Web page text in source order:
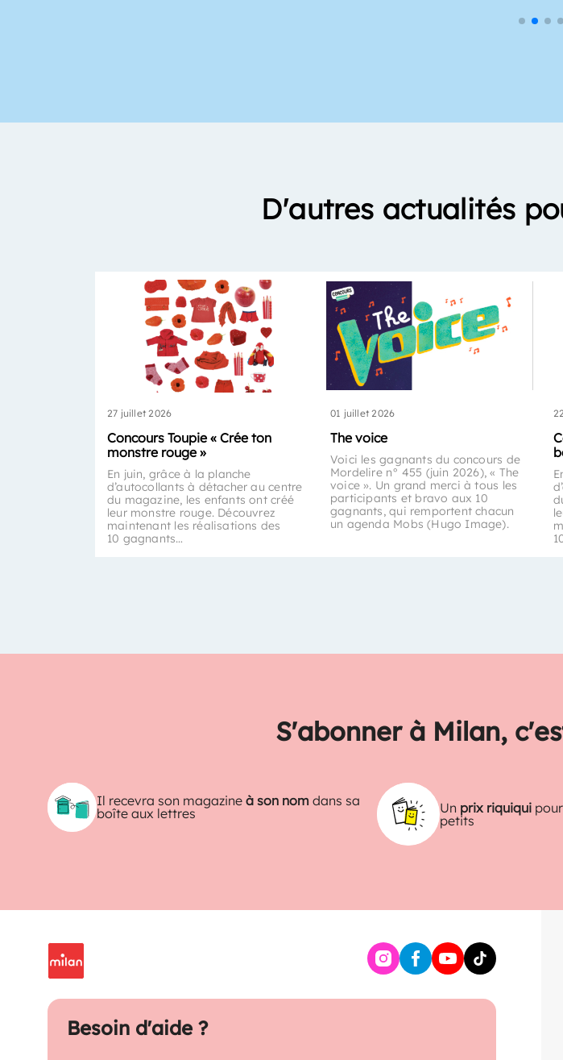
D'autres actualités
27 juillet 2026
Concours Toupie « Crée ton
monstre rouge »
En juin, grâce à la planche
d’autocollants à détacher au centre
du magazine, les enfants ont créé
leur monstre rouge. Découvrez
maintenant les réalisations des
10 gagnants…
01 juillet 2026
The voice
Voici les gagnants du concours de
Mordelire n° 455 (juin 2026), « The
voice ». Un grand merci à tous les
participants et bravo aux 10
gagnants, qui remportent chacun
un agenda Mobs (Hugo Image).
S'abonner à Milan,
Il recevra son magazineà son nom dans sa
boîte aux lettres
Un prix riquiqui
petits
Besoin d'aide ?